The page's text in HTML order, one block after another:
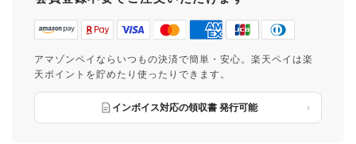
アマゾンペイならいつもの決済で簡単・安心。楽天ペイは楽
天ポイントを貯めたり使ったりできます。
インボイス対応の領収書 発行可能